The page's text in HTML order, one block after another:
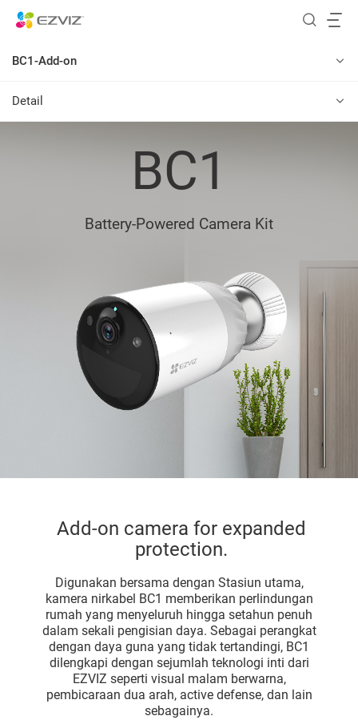
BC1-Add-on
Detail
BC1
Battery-Powered Camera Kit
Add-on camera for expanded
protection.
Digunakan bersama dengan Stasiun utama,
kamera nirkabel BC1 memberikan perlindungan
rumah yang menyeluruh hingga setahun penuh
dalam sekali pengisian daya. Sebagai perangkat
dengan daya guna yang tidak tertandingi, BC1
dilengkapi dengan sejumlah teknologi inti dari
EZVIZ seperti visual malam berwarna,
pembicaraan dua arah, active defense, dan lain
sebagainya.